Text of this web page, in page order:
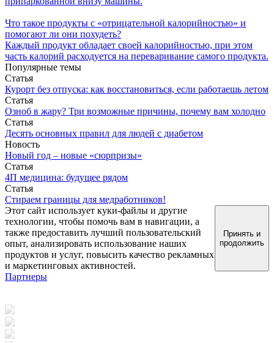
Что такое продукты с «отрицательной калорийностью» и
помогают ли они похудеть?
Каждый продукт обладает своей калорийностью, при этом
часть калорий расходуется на переваривание самого продукта.
Популярные темы
Статья
Курорт без отпуска: как восстановиться, если работаешь летом
Статья
Озноб в жару? Три возможные причины, почему вам холодно
Статья
Десять основных правил для людей с диабетом
Новость
Новый год – новые «сюрпризы»
Статья
4П медицина: будущее рядом
Статья
Стираем границы для медработников!
Этот сайт использует куки-файлы и другие
технологии, чтобы помочь вам в навигации, а
также предоставить лучший пользовательский
опыт, анализировать использование наших
продуктов и услуг, повысить качество рекламных
и маркетинговых активностей.
Принять и
продолжить
Партнеры